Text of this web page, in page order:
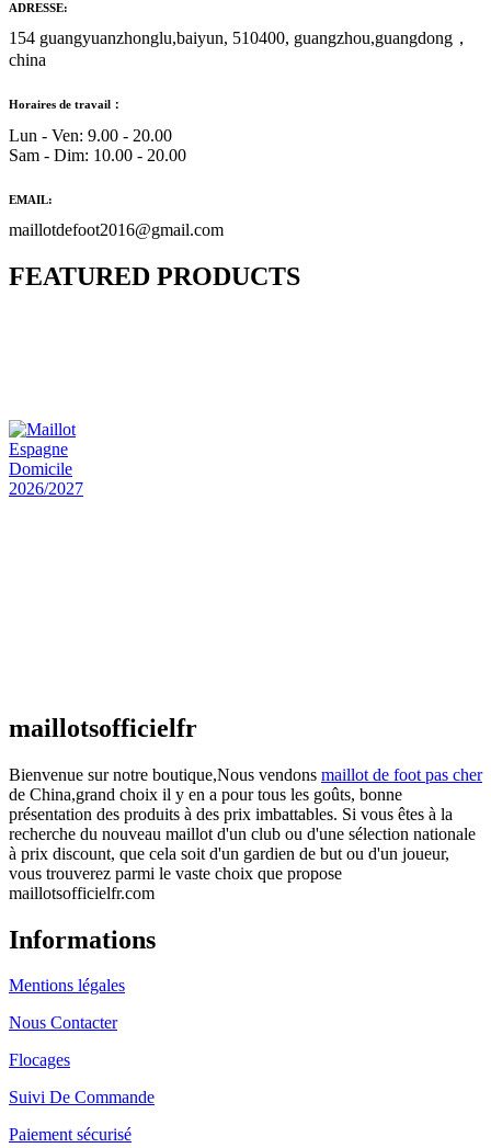
ADRESSE:
154 guangyuanzhonglu,baiyun, 510400, guangzhou,guangdong，
china
Horaires de travail：
Lun - Ven: 9.00 - 20.00
Sam - Dim: 10.00 - 20.00
EMAIL:
maillotdefoot2016@gmail.com
FEATURED PRODUCTS
maillotsofficielfr
Bienvenue sur notre boutique,Nous vendons maillot de foot pas cher
de China,grand choix il y en a pour tous les goûts, bonne
présentation des produits à des prix imbattables. Si vous êtes à la
recherche du nouveau maillot d'un club ou d'une sélection nationale
à prix discount, que cela soit d'un gardien de but ou d'un joueur,
vous trouverez parmi le vaste choix que propose
maillotsofficielfr.com
Informations
Mentions légales
Nous Contacter
Flocages
Suivi De Commande
Paiement sécurisé